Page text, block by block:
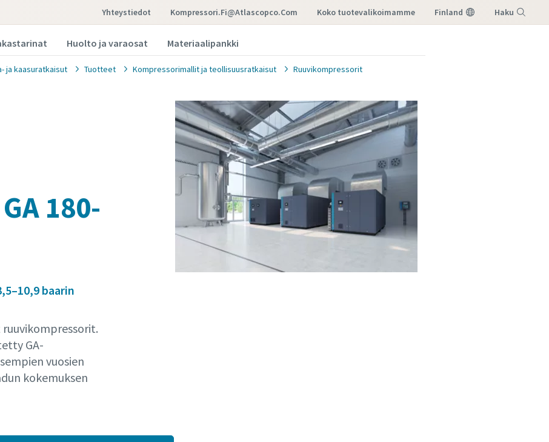
Yhteystiedot Kompressori.fi@atlascopco.com koko tuotevalikoimamme Finland Haku
Huolto ja varaosat Materiaalipankki
ja kaasuratkaisut Tuotteet Kompressorimallit ja teollisuusratkaisut Ruuvikompressorit
180-
baarin
GA-
vuosien
kokemuksen